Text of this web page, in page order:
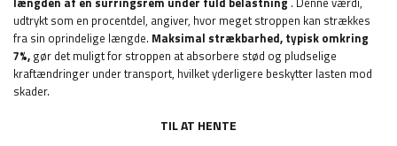
udtrykt som en procentdel, angiver, hvor meget stroppen kan strækkes
fra sin oprindelige længde. Maksimal strækbarhed, typisk omkring
7%, gør det muligt for stroppen at absorbere stød og pludselige
kraftændringer under transport, hvilket yderligere beskytter lasten mod
skader.
TIL AT HENTE